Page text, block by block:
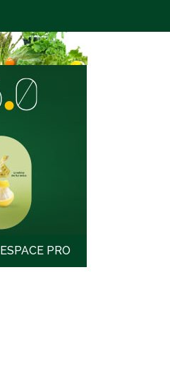
ESPACE PRO